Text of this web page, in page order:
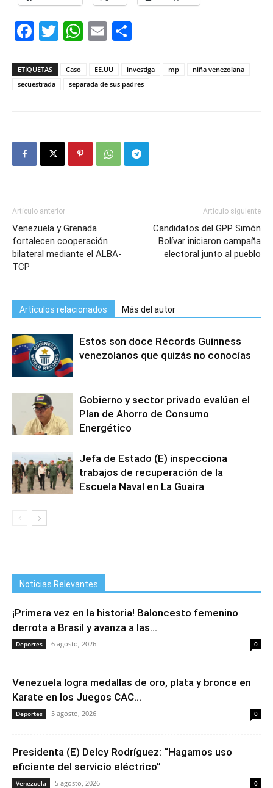
Facebook
Twitter
WhatsApp
Email
ETIQUETAS Caso EE.UU investiga mp
niña venezolana
secuestrada
separada de sus padres
Artículo anterior
Venezuela y Grenada
fortalecen cooperación
bilateral mediante el ALBA-
TCP
Artículo siguiente
Candidatos del GPP Simón
Bolívar iniciaron campaña
electoral junto al pueblo
Artículos relacionados Más del autor
Estos son doce Récords Guinness
venezolanos que quizás no conocías
Gobierno y sector privado evalúan el
Plan de Ahorro de Consumo
Energético
Jefa de Estado (E) inspecciona
trabajos de recuperación de la
Escuela Naval en La Guaira
Noticias Relevantes
¡Primera vez en la historia! Baloncesto femenino
derrota a Brasil y avanza a las...
Deportes 6 agosto, 2026 0
Venezuela logra medallas de oro, plata y bronce en
Karate en los Juegos CAC...
Deportes 5 agosto, 2026 0
Presidenta (E) Delcy Rodríguez: “Hagamos uso
eficiente del servicio eléctrico”
Venezuela 5 agosto, 2026 0